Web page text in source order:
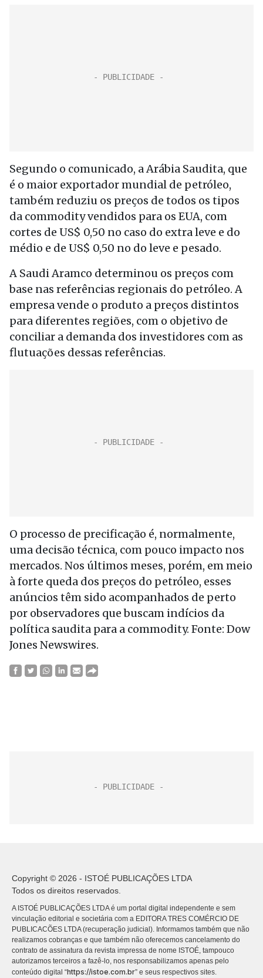
Segundo o comunicado, a Arábia Saudita, que
é o maior exportador mundial de petróleo,
também reduziu os preços de todos os tipos
da commodity vendidos para os EUA, com
cortes de US$ 0,50 no caso do extra leve e do
médio e de US$ 0,50 no do leve e pesado.
A Saudi Aramco determinou os preços com
base nas referências regionais do petróleo. A
empresa vende o produto a preços distintos
para diferentes regiões, com o objetivo de
conciliar a demanda dos investidores com as
flutuações dessas referências.
O processo de precificação é, normalmente,
uma decisão técnica, com pouco impacto nos
mercados. Nos últimos meses, porém, em meio
à forte queda dos preços do petróleo, esses
anúncios têm sido acompanhados de perto
por observadores que buscam indícios da
política saudita para a commodity. Fonte: Dow
Jones Newswires.
Copyright © 2026 - ISTOÉ PUBLICAÇÕES LTDA
Todos os direitos reservados.
A ISTOÉ PUBLICAÇÕES LTDA é um portal digital independente e sem
vinculação editorial e societária com a EDITORA TRES COMÉRCIO DE
PUBLICACÕES LTDA (recuperação judicial). Informamos também que não
realizamos cobranças e que também não oferecemos cancelamento do
contrato de assinatura da revista impressa de nome ISTOÉ, tampouco
autorizamos terceiros a fazê-lo, nos responsabilizamos apenas pelo
conteúdo digital “https://istoe.com.br” e seus respectivos sites.